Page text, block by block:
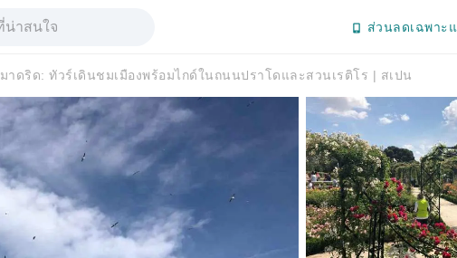
ส่วนลดเฉพาะ
มาดริด: ทัวร์เดินชมเมืองพร้อมไกด์ในถนนปราโดและสวนเรติโร | สเปน